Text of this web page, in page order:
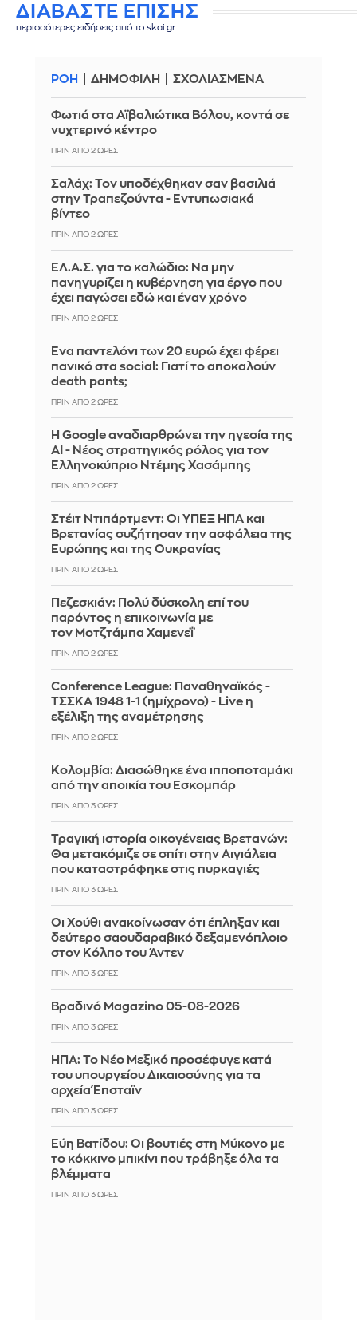
ΔΙΑΒΑΣΤΕ ΕΠΙΣΗΣ
περισσότερες ειδήσεις από το skai.gr
ΡΟΗ ΔΗΜΟΦΙΛΗ ΣΧΟΛΙΑΣΜΕΝΑ
Φωτιά στα Αϊβαλιώτικα Βόλου, κοντά σε
νυχτερινό κέντρο
ΠΡΙΝ ΑΠΌ 2 ΏΡΕΣ
Σαλάχ: Τον υποδέχθηκαν σαν βασιλιά
στην Τραπεζούντα - Εντυπωσιακά
βίντεο
ΠΡΙΝ ΑΠΌ 2 ΏΡΕΣ
ΕΛ.Α.Σ. για το καλώδιο: Να μην
πανηγυρίζει η κυβέρνηση για έργο που
έχει παγώσει εδώ και έναν χρόνο
ΠΡΙΝ ΑΠΌ 2 ΏΡΕΣ
Ένα παντελόνι των 20 ευρώ έχει φέρει
πανικό στα social: Γιατί το αποκαλούν
death pants;
ΠΡΙΝ ΑΠΌ 2 ΏΡΕΣ
Η Google αναδιαρθρώνει την ηγεσία της
AI - Νέος στρατηγικός ρόλος για τον
Ελληνοκύπριο Ντέμης Χασάμπης
ΠΡΙΝ ΑΠΌ 2 ΏΡΕΣ
Στέιτ Ντιπάρτμεντ: Οι ΥΠΕΞ ΗΠΑ και
Βρετανίας συζήτησαν την ασφάλεια της
Ευρώπης και της Ουκρανίας
ΠΡΙΝ ΑΠΌ 2 ΏΡΕΣ
Πεζεσκιάν: Πολύ δύσκολη επί του
παρόντος η επικοινωνία με
τον Μοτζτάμπα Χαμενεΐ
ΠΡΙΝ ΑΠΌ 2 ΏΡΕΣ
Conference League: Παναθηναϊκός -
ΤΣΣΚΑ 1948 1-1 (ημίχρονο) - Live η
εξέλιξη της αναμέτρησης
ΠΡΙΝ ΑΠΌ 2 ΏΡΕΣ
Κολομβία: Διασώθηκε ένα ιπποποταμάκι
από την αποικία του Εσκομπάρ
ΠΡΙΝ ΑΠΌ 3 ΏΡΕΣ
Τραγική ιστορία οικογένειας Βρετανών:
Θα μετακόμιζε σε σπίτι στην Αιγιάλεια
που καταστράφηκε στις πυρκαγιές
ΠΡΙΝ ΑΠΌ 3 ΏΡΕΣ
Οι Χούθι ανακοίνωσαν ότι έπληξαν και
δεύτερο σαουδαραβικό δεξαμενόπλοιο
στον Κόλπο του Άντεν
ΠΡΙΝ ΑΠΌ 3 ΏΡΕΣ
Βραδινό Magazino 05-08-2026
ΠΡΙΝ ΑΠΌ 3 ΏΡΕΣ
ΗΠΑ: Το Νέο Μεξικό προσέφυγε κατά
του υπουργείου Δικαιοσύνης για τα
αρχεία Έπσταϊν
ΠΡΙΝ ΑΠΌ 3 ΏΡΕΣ
Εύη Βατίδου: Οι βουτιές στη Μύκονο με
το κόκκινο μπικίνι που τράβηξε όλα τα
βλέμματα
ΠΡΙΝ ΑΠΌ 3 ΏΡΕΣ